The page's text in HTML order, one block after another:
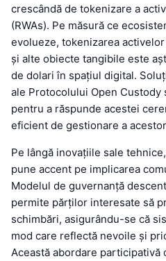
crescândă de tokenizare a
(RWAs). Pe măsură ce
evolueze, tokenizarea
și alte obiecte tangibile este
de dolari în spațiul digital.
ale Protocolului Open
pentru a răspunde acestei
eficient de gestionare a
Pe lângă inovațiile sale
pune accent pe implicarea
Modelul de guvernanță
permite părților interesate să
schimbări, asigurându-se că
mod care reflectă nevoile și
Această abordare participativă